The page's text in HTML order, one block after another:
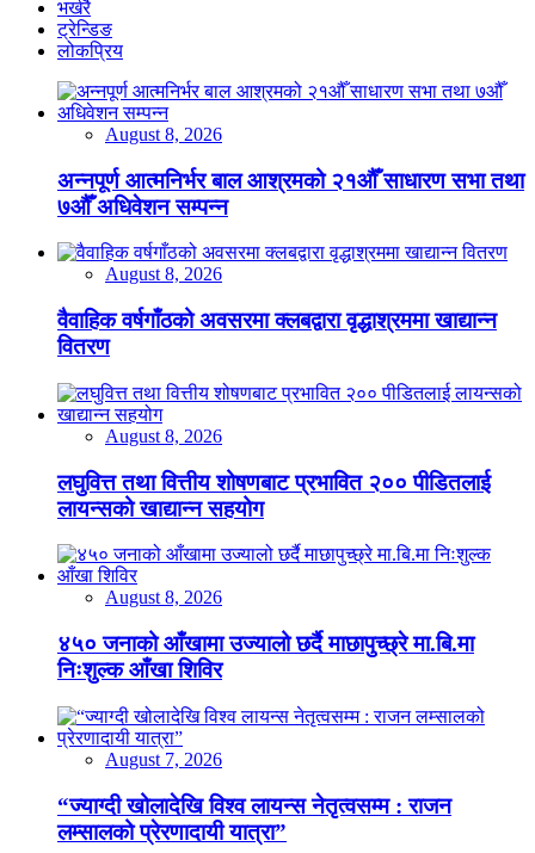
भर्खरै
ट्रेन्डिङ
लोकप्रिय
August 8, 2026
अन्नपूर्ण आत्मनिर्भर बाल आश्रमको २१औँ साधारण सभा तथा
७औँ अधिवेशन सम्पन्न
August 8, 2026
वैवाहिक वर्षगाँठको अवसरमा क्लबद्वारा वृद्धाश्रममा खाद्यान्न
वितरण
August 8, 2026
लघुवित्त तथा वित्तीय शोषणबाट प्रभावित २०० पीडितलाई
लायन्सको खाद्यान्न सहयोग
August 8, 2026
४५० जनाको आँखामा उज्यालो छर्दै माछापुच्छ्रे मा.बि.मा
निःशुल्क आँखा शिविर
August 7, 2026
“ज्याग्दी खोलादेखि विश्व लायन्स नेतृत्वसम्म : राजन
लम्सालको प्रेरणादायी यात्रा”